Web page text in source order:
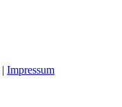
| Impressum